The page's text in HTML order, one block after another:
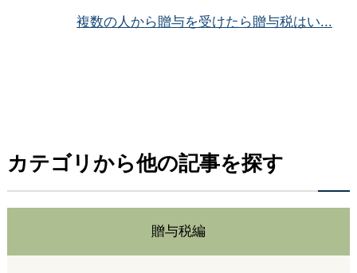
複数の人から贈与を受けたら贈与税はい...
カテゴリから他の記事を探す
贈与税編